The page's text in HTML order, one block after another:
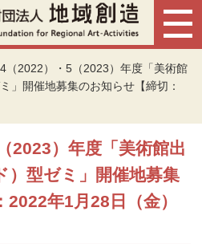
（2022）・5（2023）年度「美術館
」開催地募集のお知らせ【締切：
2023）年度「美術館出
）型ゼミ」開催地募集
年1月28日（金）